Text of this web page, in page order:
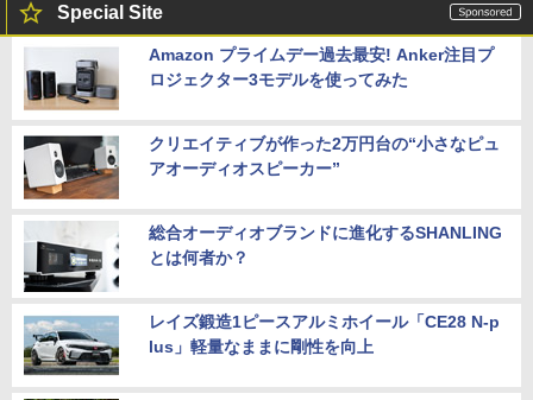
Special Site
Amazon プライムデー過去最安! Anker注目プ
ロジェクター3モデルを使ってみた
クリエイティブが作った2万円台の“小さなピュ
アオーディオスピーカー”
総合オーディオブランドに進化するSHANLING
とは何者か？
レイズ鍛造1ピースアルミホイール「CE28 N-p
lus」軽量なままに剛性を向上